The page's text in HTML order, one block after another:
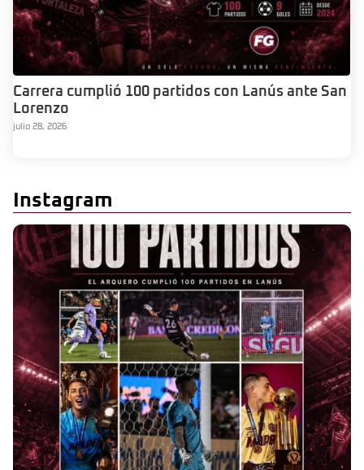
Carrera cumplió 100 partidos con Lanús ante San
Lorenzo
julio 28, 2026
Instagram